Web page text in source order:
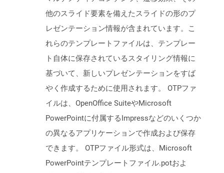
他のスライド要素を備えたスライドの形のプ
レゼンテーション情報が含まれています。こ
れらのテンプレートファイルは、テンプレー
ト自体に保存されているスタイリング情報に
基づいて、新しいプレゼンテーションをすば
やく作成するために使用されます。 OTPファ
イルは、OpenOffice SuiteやMicrosoft
PowerPointに付属するImpressなどのいくつか
の異なるアプリケーションで作成および保存
できます。 OTPファイル形式は、Microsoft
PowerPointテンプレートファイル.potおよ